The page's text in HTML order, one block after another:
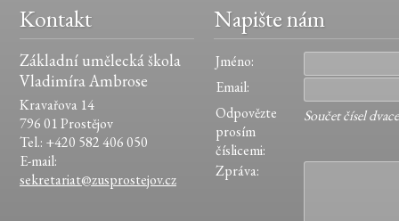
Kontakt Napište nám
Základní umělecká škola
Vladimíra Ambrose
Kravařova 14
796 01 Prostějov
Tel.: +420 582 406 050
E-mail:
sekretariat@zusprostejov.cz
Jméno:
Email:
Odpovězte
prosím
číslicemi:
Součet čísel
Zpráva: